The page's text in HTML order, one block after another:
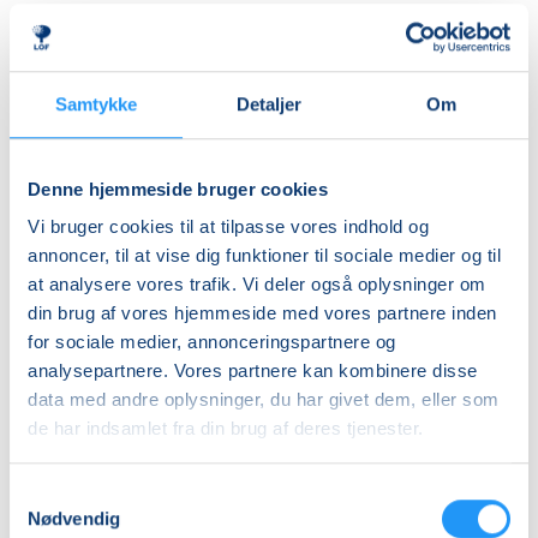
Samtykke Detaljer Om
Denne hjemmeside bruger cookies
Vi bruger cookies til at tilpasse vores indhold og
annoncer, til at vise dig funktioner til sociale medier og til
at analysere vores trafik. Vi deler også oplysninger om
din brug af vores hjemmeside med vores partnere inden
for sociale medier, annonceringspartnere og
analysepartnere. Vores partnere kan kombinere disse
data med andre oplysninger, du har givet dem, eller som
de har indsamlet fra din brug af deres tjenester.
Nødvendig
ALDERSINDDELINGEN ER VEJLEDENDE
Børn er forskellige og udvikler sig i forskellige tempi,
virker utryg ved vand, er det en god idé at tænke lidt
motorisk langt fremme, frisk på nye udfordringer og
måske endda allerede vandtilvænnet, kan det være
en god idé at tænke lidt opad i fht. aldersrammen.
Holdene er små, så der er god mulighed for at tage
individuelle hensyn undervejs.
BEMÆRK
Tilmeldingen gælder en voksen med et barn og det er
kun den voksne, der skal tilmeldes.
Ledig-KBH
Ledig-FRB
DKK 923,00
DKK 907,00
Studerende-FRB
DKK 923,00
Unge (18-25 år)-KBH
DKK 907,00
Info
903051